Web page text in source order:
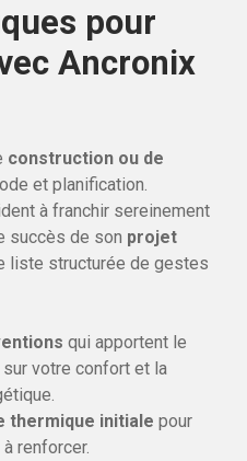
pour
Ancronix
construction ou de
et planification.
à franchir sereinement
succès de son projet
liste structurée de gestes
qui apportent le
votre confort et la
thermique initiale pour
renforcer.